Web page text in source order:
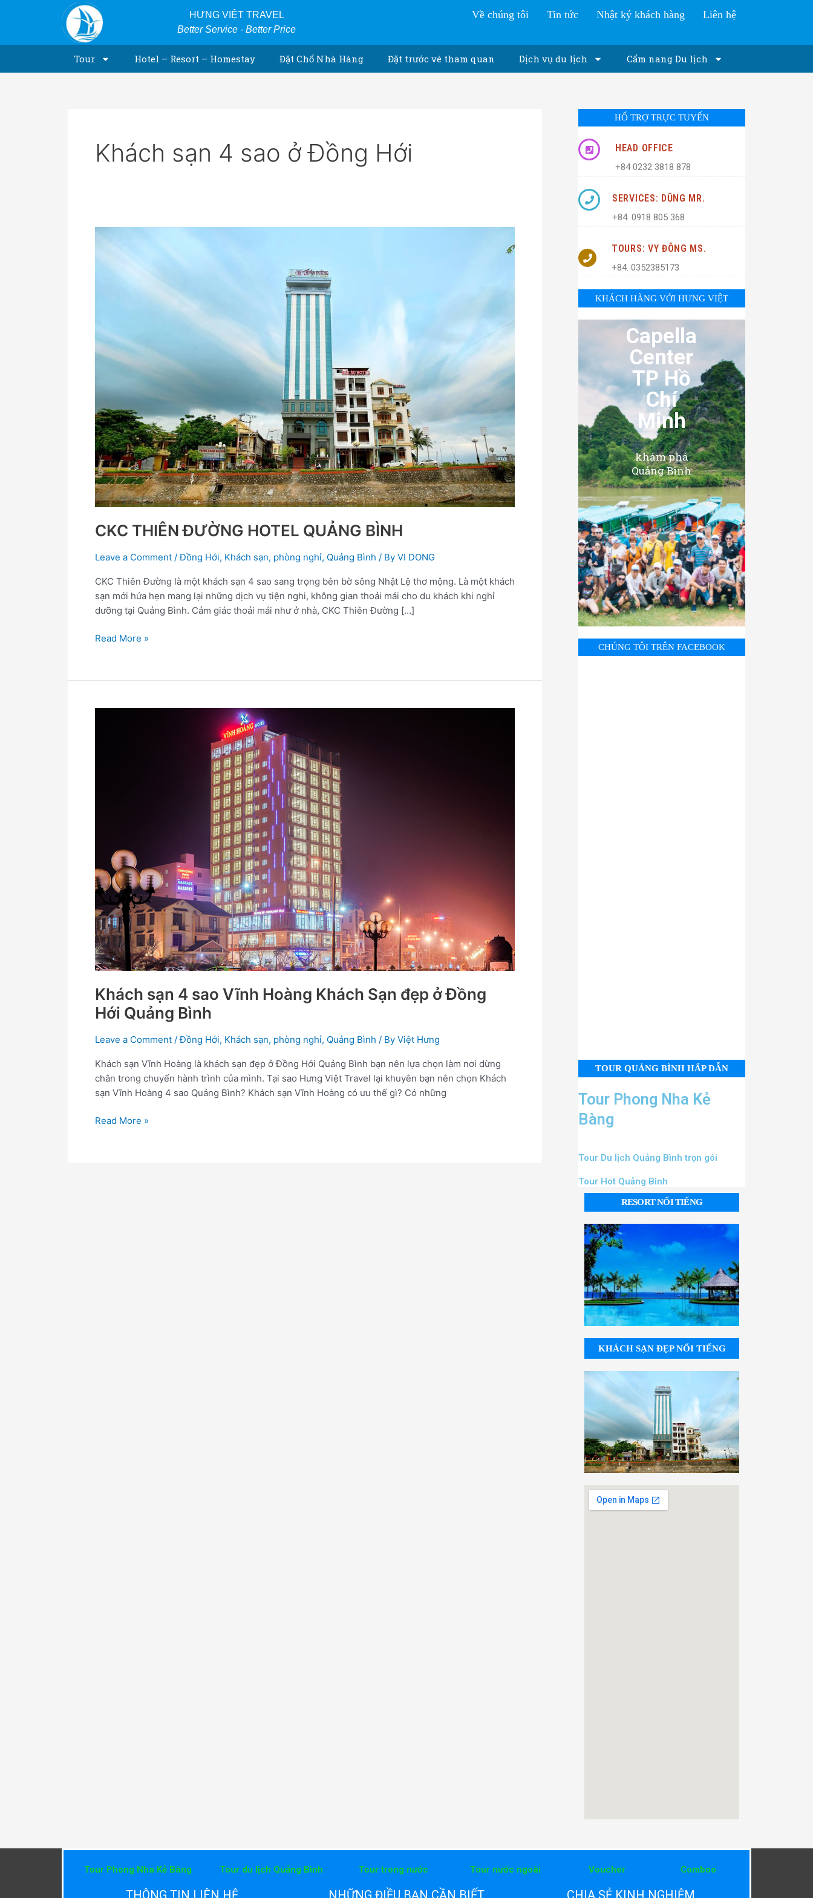
HƯNG VIỆT TRAVEL
Better Service - Better Price
Về chúng tôi Tin tức Nhật ký khách hàng Liên hệ
Tour Hotel – Resort – Homestay Đặt Chổ Nhà Hàng Đặt trước vé tham quan Dịch vụ du lịch Cẩm nang Du lịch
Khách sạn 4 sao ở Đồng Hới
CKC THIÊN ĐƯỜNG HOTEL QUẢNG BÌNH
Leave a Comment /Đồng Hới, Khách sạn, phòng nghỉ, Quảng Bình / By VI DONG
CKC Thiên Đường là một khách sạn 4 sao sang trọng bên bờ sông Nhật Lệ thơ mộng. Là một khách
sạn mới hứa hẹn mang lại những dịch vụ tiện nghi, không gian thoải mái cho du khách khi nghỉ
dưỡng tại Quảng Bình. Cảm giác thoải mái như ở nhà, CKC Thiên Đường […]
CKC
Read More »
Khách sạn 4 sao Vĩnh Hoàng Khách Sạn đẹp ở Đồng
Hới Quảng Bình
Leave a Comment /Đồng Hới, Khách sạn, phòng nghỉ, Quảng Bình / By Việt Hưng
Khách sạn Vĩnh Hoàng là khách sạn đẹp ở Đồng Hới Quảng Bình bạn nên lựa chọn làm nơi dừng
chân trong chuyến hành trình của mình. Tại sao Hưng Việt Travel lại khuyên bạn nên chọn Khách
sạn Vĩnh Hoàng 4 sao Quảng Bình? Khách sạn Vĩnh Hoàng có ưu thế gì? Có những
Đồng
Hới
Quảng
Bình
Read More »
HỔ TRỢ TRỰC TUYẾN
HEAD OFFICE
+84 0232 3818 878
SERVICES: DŨNG MR.
+84. 0918 805 368
TOURS: VY ĐÔNG MS.
+84. 0352385173
KHÁCH HÀNG VỚI HƯNG VIỆT
Capella
Center
TP Hồ
Chí
Minh
khám phá
Quảng Bình
CHÚNG TÔI TRÊN FACEBOOK
TOUR QUẢNG BÌNH HẤP DẪN
Tour Phong Nha Kẻ
Bàng
Tour Du lịch Quảng Bình trọn gói
Tour Hot Quảng Bình
RESORT NỔI TIẾNG
KHÁCH SẠN ĐẸP NỔI TIẾNG
Tour Phong Nha Kẻ Bàng Tour du lịch Quảng Bình Tour trong nước Tour nước ngoài Voucher Comboo
THÔNG TIN LIÊN HỆ NHỮNG ĐIỀU BẠN CẦN BIẾT CHIA SẺ KINH NGHIỆM